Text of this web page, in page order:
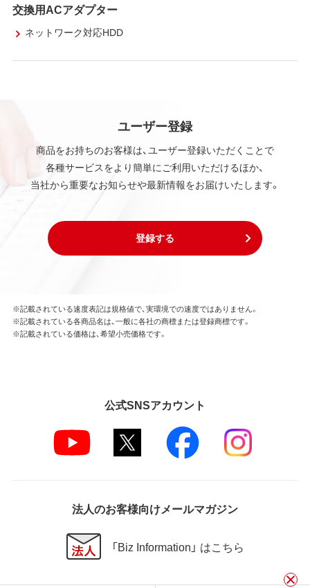
交換用ACアダプター
ネットワーク対応HDD
ユーザー登録
商品をお持ちのお客様は、ユーザー登録いただくことで
各種サービスをより簡単にご利用いただけるほか、
当社から重要なお知らせや最新情報をお届けいたします。
登録する
※記載されている速度表記は規格値で、実環境での速度ではありません。
※記載されている各商品名は、一般に各社の商標または登録商標です。
※記載されている価格は、希望小売価格です。
公式SNSアカウント
法人のお客様向けメールマガジン
「Biz Information」 はこちら